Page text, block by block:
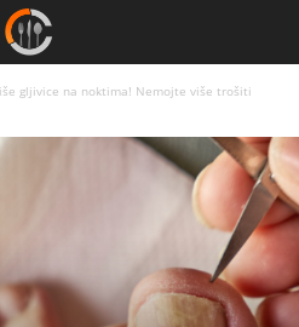
gljivice na noktima! Nemojte više trošiti